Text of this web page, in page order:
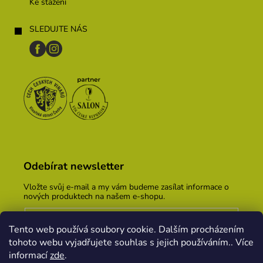
Tento web používá soubory cookie. Dalším procházením
tohoto webu vyjadřujete souhlas s jejich používáním.. Více
informacízde.
SLEDUJTE NÁS
Odebírat newsletter
Vložte svůj e-mail a my vám budeme zasílat informace o
nových produktech na našem e-shopu.
Vložením e-mailu souhlasíte spodmínkami ochrany
osobních údajů